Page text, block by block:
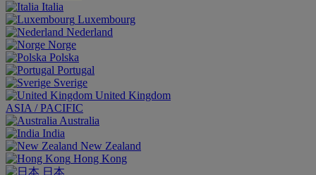
Italia
Luxembourg
Nederland
Norge
Polska
Portugal
Sverige
United Kingdom
ASIA / PACIFIC
Australia
India
New Zealand
Hong Kong
日本